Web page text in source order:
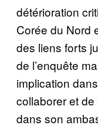
détérioration
Corée du Nord
des liens forts
de l’enquête
implication
collaborer et
dans son